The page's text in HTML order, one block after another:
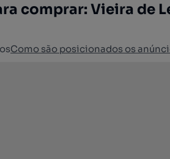
comprar: Vieira de
Como são posicionados os